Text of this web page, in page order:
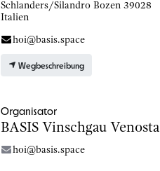
Schlanders/Silandro Bozen 39028
Italien
hoi@basis.space
Wegbeschreibung
Organisator
BASIS Vinschgau Venosta
hoi@basis.space